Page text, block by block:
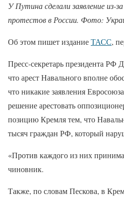
У Путина сделали заявление из-
протестов в России. Фото:
Об этом пишет изданиеТАСС,
Пресс-секретарь президента РФ
что арест Навального вполне
что никакие заявления
решение арестовать
позицию Кремля тем, что
тысяч граждан РФ, который
«Против каждого из них
чиновник.
Также, по словам Пескова, в